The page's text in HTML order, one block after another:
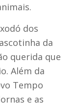
dos
da
querida que
Além da
Tempo
e as